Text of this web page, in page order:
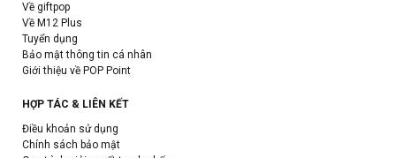
Về giftpop
Về M12 Plus
Tuyển dụng
Bảo mật thông tin cá nhân
Giới thiệu về POP Point
HỢP TÁC & LIÊN KẾT
Điều khoản sử dụng
Chính sách bảo mật